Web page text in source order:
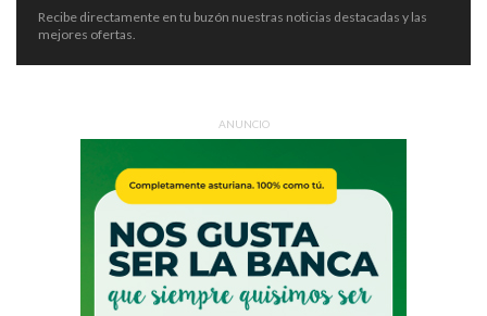
Recibe directamente en tu buzón nuestras noticias destacadas y las
mejores ofertas.
ANUNCIO